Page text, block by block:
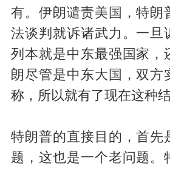
有。伊朗谴责美国，特朗
法谈判就诉诸武力。一旦
列本就是中东最强国家，
朗尽管是中东大国，双方
称，所以就有了现在这种结
特朗普的直接目的，首先
题，这也是一个老问题。